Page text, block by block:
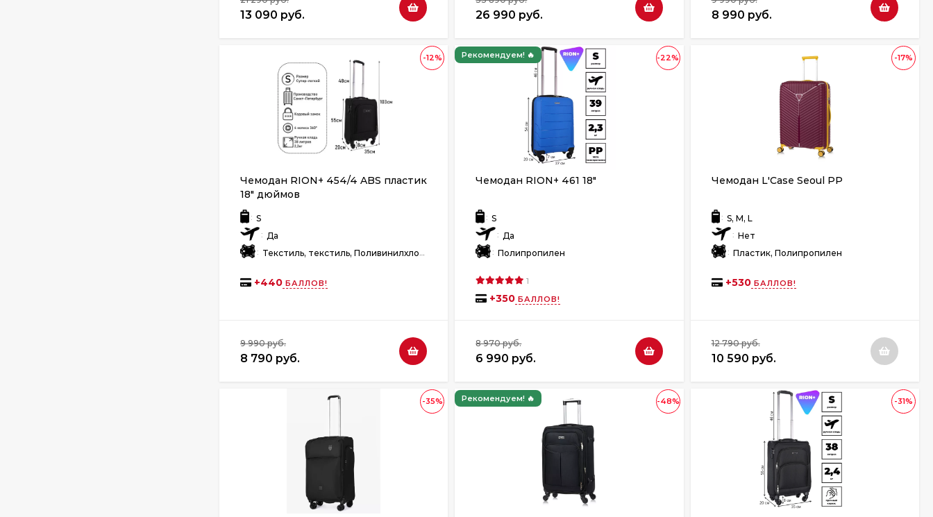
13 090 руб. 26 990 руб. 8 990 руб.
-12%
Чемодан RION+ 454/4 ABS пластик
18" дюймов
: S
: Да
: Текстиль, текстиль, Поливинилхлорид
+440 БАЛЛОВ!
9 990 руб.
8 790 руб.
-22%
Рекомендуем! 🔥
Чемодан RION+ 461 18"
: S
: Да
: Полипропилен
1
+350 БАЛЛОВ!
8 970 руб.
6 990 руб.
-17%
Чемодан L'Case Seoul PP
: S, M, L
: Нет
: Пластик, Полипропилен
+530БАЛЛОВ!
12 790 руб.
10 590 руб.
-35% -48%
Рекомендуем! 🔥 -31%